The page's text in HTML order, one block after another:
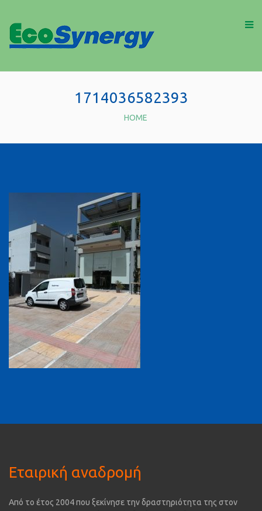
1714036582393
HOME
Εταιρική αναδρομή
Από το έτος 2004 που ξεκίνησε την δραστηριότητα της στον